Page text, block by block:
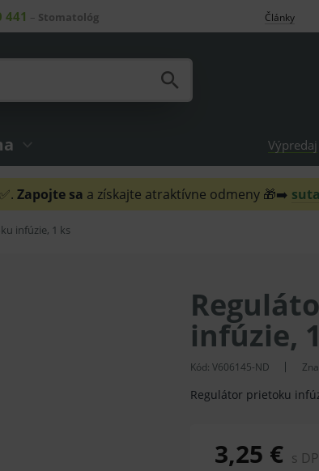
441 – Stomatológ Články
Výpredaj
Zapojte sa a získajte atraktívne odmeny 🎁➡️
infúzie, 1 ks
infúzie,
Kód: V606145-ND
Regulátor prietoku
3,25 € s